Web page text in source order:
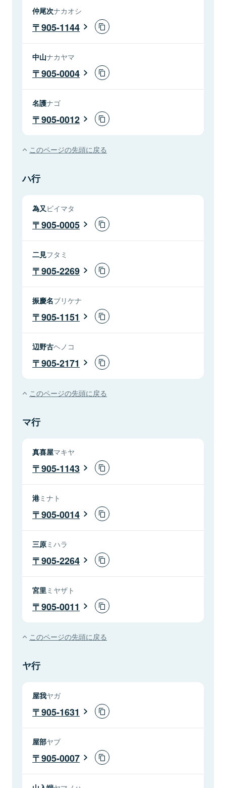
仲尾次ナカオシ
905-1144
中山ナカヤマ
905-0004
名護ナゴ
905-0012
このページの先頭に戻る
ハ行
為又 ビイマタ
905-0005
二見フタミ
905-2269
振慶名ブリケナ
905-1151
辺野古ヘノコ
905-2171
このページの先頭に戻る
マ行
真喜屋マキヤ
905-1143
港ミナト
905-0014
三原ミハラ
905-2264
宮里 ミヤザト
905-0011
このページの先頭に戻る
ヤ行
屋我ヤガ
905-1631
屋部ヤブ
905-0007